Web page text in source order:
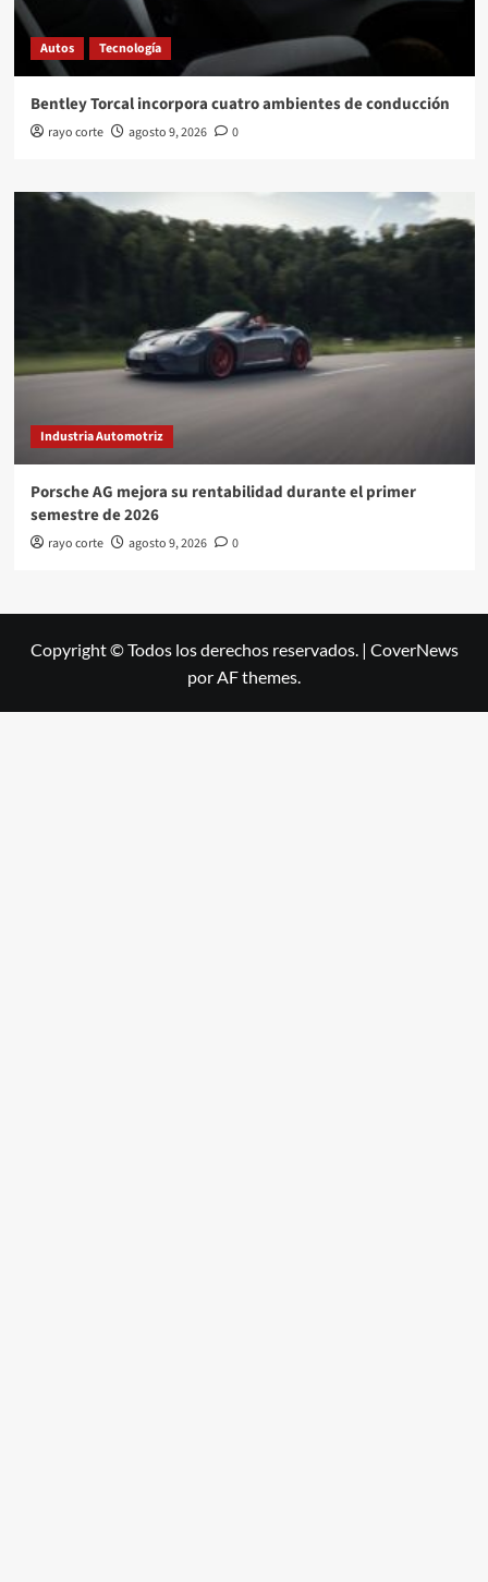
Autos Tecnología
Bentley Torcal incorpora cuatro ambientes de conducción
rayo corte agosto 9, 2026 0
Industria Automotriz
Porsche AG mejora su rentabilidad durante el primer
semestre de 2026
rayo corte agosto 9, 2026 0
Copyright © Todos los derechos reservados. | CoverNews
por AF themes.